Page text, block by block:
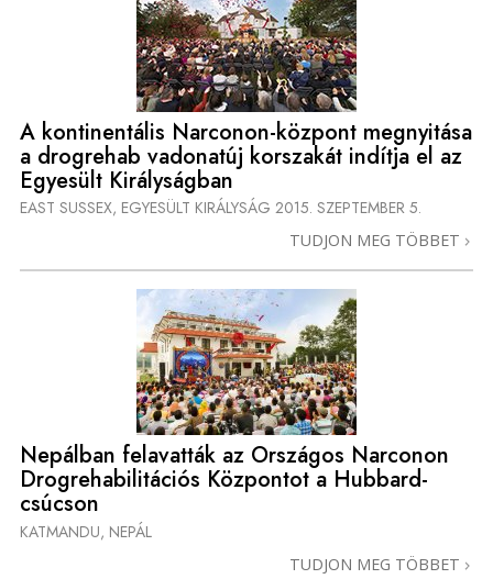
A kontinentális Narconon-központ megnyitása
a drogrehab vadonatúj korszakát indítja el az
Egyesült Királyságban
EAST SUSSEX, EGYESÜLT KIRÁLYSÁG 2015. SZEPTEMBER 5.
TUDJON MEG TÖBBET
Nepálban felavatták az Országos Narconon
Drogrehabilitációs Központot a Hubbard-
csúcson
KATMANDU, NEPÁL
TUDJON MEG TÖBBET